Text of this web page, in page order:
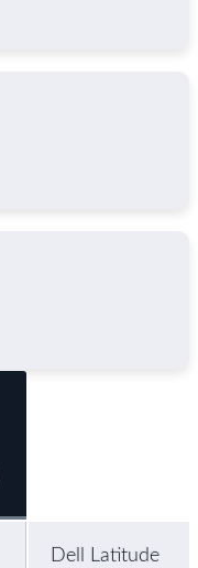
Dell Latitude